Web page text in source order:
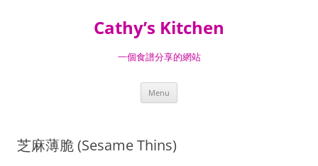
Cathy’s Kitchen
一個食譜分享的網站
Menu
芝麻薄脆 (Sesame Thins)